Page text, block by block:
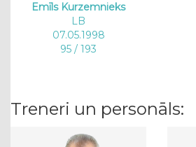
Emīls Kurzemnieks
LB
07.05.1998
95 / 193
Treneri un personāls: